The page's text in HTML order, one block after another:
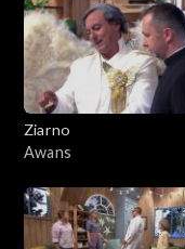
Ziarno
Awans